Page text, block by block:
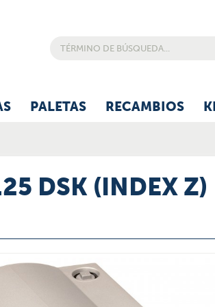
PALETAS RECAMBIOS
DSK (INDEX Z)